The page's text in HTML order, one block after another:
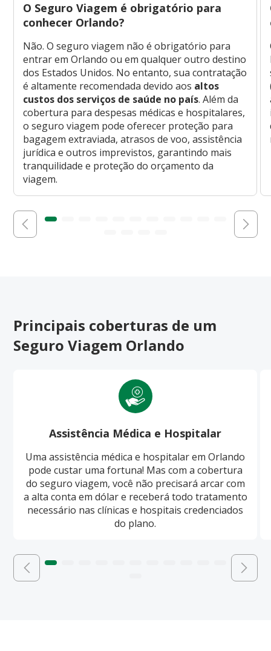
O Seguro Viagem é obrigatório para
conhecer Orlando?
Não. O seguro viagem não é obrigatório para
entrar em Orlando ou em qualquer outro destino
dos Estados Unidos. No entanto, sua contratação
é altamente recomendada devido aos altos
custos dos serviços de saúde no país. Além da
cobertura para despesas médicas e hospitalares,
o seguro viagem pode oferecer proteção para
bagagem extraviada, atrasos de voo, assistência
jurídica e outros imprevistos, garantindo mais
tranquilidade e proteção do orçamento da
viagem.
Principais coberturas de um
Seguro Viagem Orlando
Assistência Médica e Hospitalar
Uma assistência médica e hospitalar em Orlando
pode custar uma fortuna! Mas com a cobertura
do seguro viagem, você não precisará arcar com
a alta conta em dólar e receberá todo tratamento
necessário nas clínicas e hospitais credenciados
do plano.